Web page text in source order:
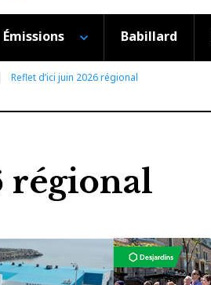
Émissions Babillard
Reflet d’ici juin 2026 régional
régional